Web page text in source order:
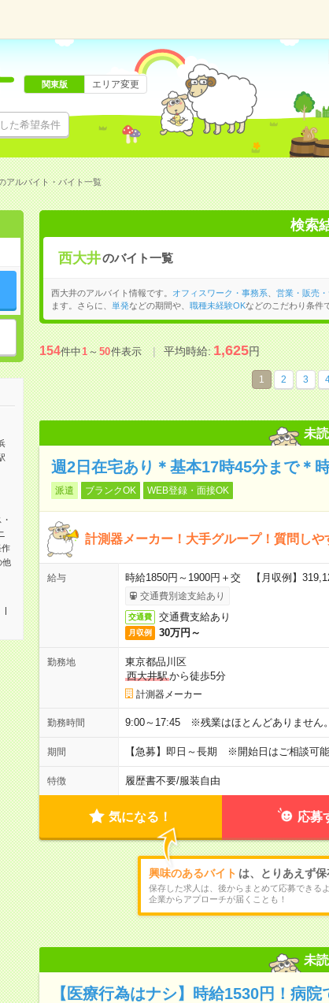
た希望条件
関東版 エリア変更
アルバイト・バイト一覧
作
他
検索
西大井のバイト一覧
西大井のアルバイト情報です。 オフィスワーク・事務系 営業・販売
ます。さらに、
単発などの期間や、 職種未経験OKなどのこだわり条件
154件中1～50件表示 平均時給:1,625円
1 2 3
未読
週2日在宅あり＊基本17時45分まで＊
派遣 ブランクOK WEB登録・面接OK
計測器メーカー！大手グループ！質問しや
給与 時給1850円～1900円＋交 【月収例】
交通費別途支給あり
交通費 交通費支給あり
月収例 30万円～
勤務地
東京都品川区
西大井駅から徒歩5分
計測器メーカー
勤務時間 9:00～17:45 ※残業はほとんどありません
期間 【急募】即日～長期 ※開始日はご相談可能
特徴 履歴書不要/服装自由
気になる！ 応募
興味のあるバイト は、とりあえず保
保存した求人は、後からまとめて応募できるよ
企業からアプローチが届くことも！
未読
【医療行為はナシ】時給1530円！病